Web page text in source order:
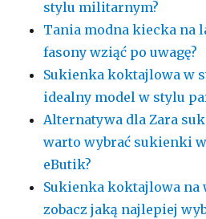
stylu militarnym?
Tania modna kiecka na
fasony wziąć po uwagę?
Sukienka koktajlowa w
idealny model w stylu
Alternatywa dla Zara
warto wybrać sukienki
eButik?
Sukienka koktajlowa na
zobacz jaką najlepiej